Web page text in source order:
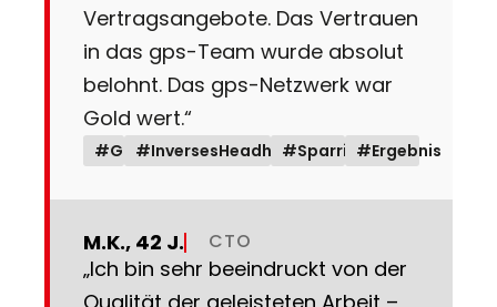
Vertragsangebote. Das Vertrauen
in das gps-Team wurde absolut
belohnt. Das gps-Netzwerk war
Gold wert.“
#GF #InversesHeadhunting#Sparring#Ergebnis
M.K., 42 J. CTO
„Ich bin sehr beeindruckt von der